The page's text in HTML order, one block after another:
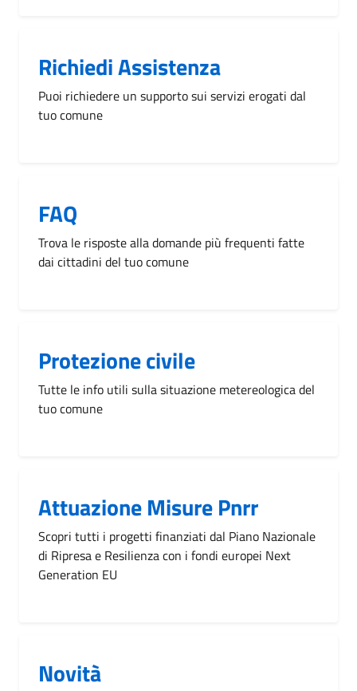
Richiedi Assistenza
Puoi richiedere un supporto sui servizi erogati dal
tuo comune
FAQ
Trova le risposte alla domande più frequenti fatte
dai cittadini del tuo comune
Protezione civile
Tutte le info utili sulla situazione metereologica del
tuo comune
Attuazione Misure Pnrr
Scopri tutti i progetti finanziati dal Piano Nazionale
di Ripresa e Resilienza con i fondi europei Next
Generation EU
Novità